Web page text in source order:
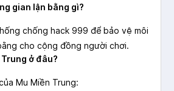
gian lận bằng gì?
chống hack 999 để bảo vệ môi
cho cộng đồng người chơi.
ở đâu?
Mu Miền Trung: